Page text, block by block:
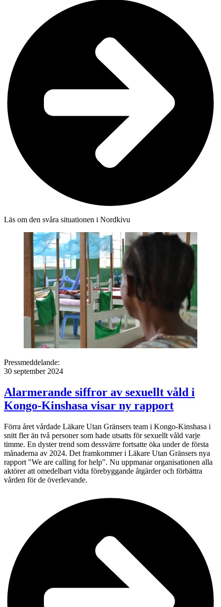
Läs om den svåra situationen i Nordkivu
Pressmeddelande:
30 september 2024
Alarmerande siffror av sexuellt våld i
Kongo-Kinshasa visar ny rapport
Förra året vårdade Läkare Utan Gränsers team i Kongo-Kinshasa i
snitt fler än två personer som hade utsatts för sexuellt våld varje
timme. En dyster trend som dessvärre fortsatte öka under de första
månaderna av 2024. Det framkommer i Läkare Utan Gränsers nya
rapport "We are calling for help". Nu uppmanar organisationen alla
aktörer att omedelbart vidta förebyggande åtgärder och förbättra
vården för de överlevande.